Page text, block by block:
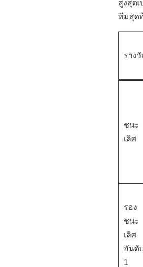
สูงสุด
ทีมสุด
รางวั
ชนะ
เลิศ
รอง
ชนะ
เลิศ
อันดับ
1